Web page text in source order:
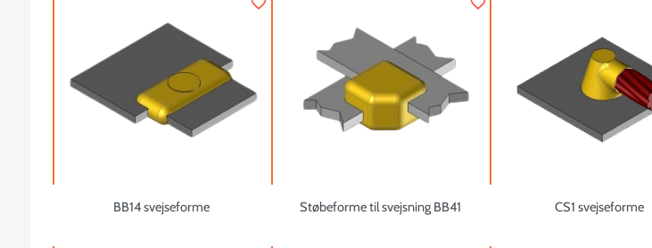
BB14 svejseforme Støbeforme til svejsning BB41 CS1 svejseforme